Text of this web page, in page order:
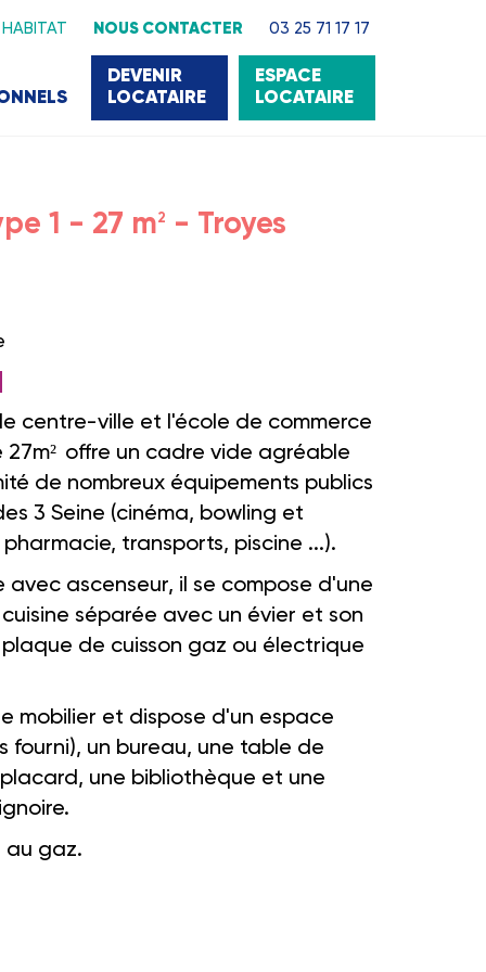
NOUS CONTACTER 03 25 71 17 17
DEVENIR
LOCATAIRE
ESPACE
LOCATAIRE
1 - 27 m2 - Troyes
centre-ville et l'école de commerce
offre un cadre vide agréable
de nombreux équipements publics
3 Seine (cinéma, bowling et
transports, piscine ...).
ascenseur, il se compose d'une
séparée avec un évier et son
de cuisson gaz ou électrique
mobilier et dispose d'un espace
fourni), un bureau, une table de
une bibliothèque et une
au gaz.